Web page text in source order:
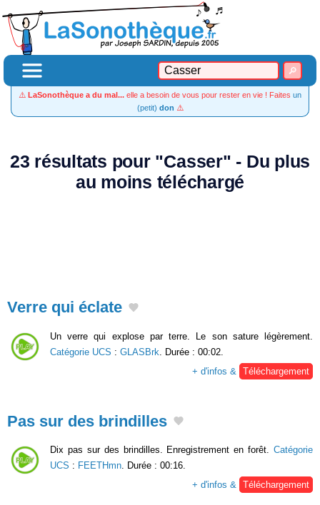
⚠️ LaSonothèque a du mal... elle a besoin de vous pour rester en vie ! Faites un
(petit) don ⚠️
23 résultats pour "Casser" - Du plus
au moins téléchargé
Verre qui éclate
Un verre qui explose par terre. Le son sature légèrement.
Catégorie UCS : GLASBrk . Durée : 00:02.
+ d'infos &
Téléchargement
Pas sur des brindilles
Dix pas sur des brindilles. Enregistrement en forêt. Catégorie
UCS : FEETHmn. Durée : 00:16.
+ d'infos & Téléchargement